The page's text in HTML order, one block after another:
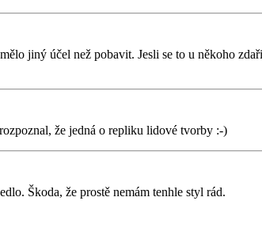
jiný účel než pobavit. Jesli se to u někoho
že jedná o repliku lidové tvorby :-)
Škoda, že prostě nemám tenhle styl rád.